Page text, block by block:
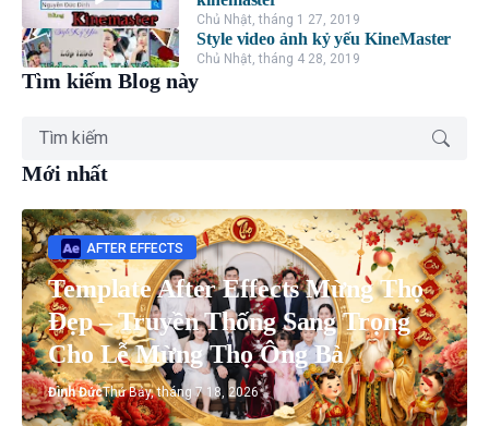
Chủ Nhật, tháng 1 27, 2019
Style video ảnh kỷ yếu KineMaster
Chủ Nhật, tháng 4 28, 2019
Tìm kiếm Blog này
Mới nhất
AFTER EFFECTS
Template After Effects Mừng Thọ
Đẹp – Truyền Thống Sang Trọng
Cho Lễ Mừng Thọ Ông Bà
Đình ĐứcThứ Bảy, tháng 7 18, 2026